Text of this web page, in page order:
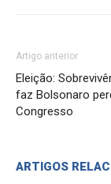
Artigo anterior
Eleição:
faz Bolsonaro
Congresso
ARTIGOS